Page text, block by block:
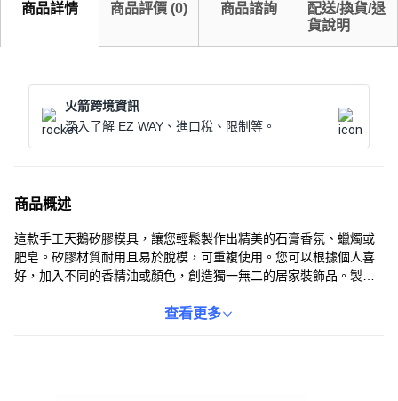
商品詳情 商品評價 (0) 商品諮詢
配送/換貨/退
貨說明
火箭跨境資訊
深入了解 EZ WAY、進口稅、限制等。
商品概述
這款手工天鵝矽膠模具，讓您輕鬆製作出精美的石膏香氛、蠟燭或
肥皂。矽膠材質耐用且易於脫模，可重複使用。您可以根據個人喜
好，加入不同的香精油或顏色，創造獨一無二的居家裝飾品。製作
氣息。無論是自用或送禮，都是充滿心意的選擇。尺寸約為8.5 x
查看更多